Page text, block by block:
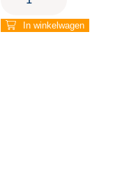
zegent
jou'
In winkelwagen